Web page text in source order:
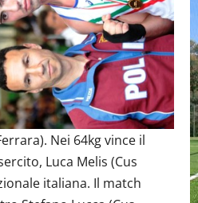
Nei 64kg vince il
Luca Melis (Cus
italiana. Il match